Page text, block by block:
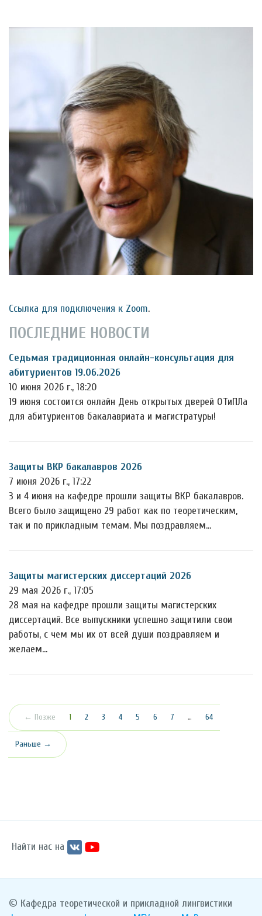
Ссылка для подключения к Zoom.
ПОСЛЕДНИЕ НОВОСТИ
Седьмая традиционная онлайн-консультация для
абитуриентов 19.06.2026
10 июня 2026 г., 18:20
19 июня состоится онлайн День открытых дверей ОТиПЛа
для абитуриентов бакалавриата и магистратуры!
Защиты ВКР бакалавров 2026
7 июня 2026 г., 17:22
3 и 4 июня на кафедре прошли защиты ВКР бакалавров.
Всего было защищено 29 работ как по теоретическим,
так и по прикладным темам. Мы поздравляем…
Защиты магистерских диссертаций 2026
29 мая 2026 г., 17:05
28 мая на кафедре прошли защиты магистерских
диссертаций. Все выпускники успешно защитили свои
работы, с чем мы их от всей души поздравляем и
желаем…
← Позже 1 (текущая)
2 3 4 5 6 7 … 64
Раньше →
Найти нас на
© Кафедра теоретической и прикладной лингвистики